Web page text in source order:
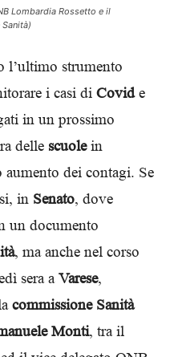
Lombardia Rossetto e il
l’ultimo strumento
i casi di Covide
in un prossimo
delle scuolein
dei contagi. Se
in Senato, dove
un documento
, ma anche nel corso
sera aVarese,
commissione Sanità
Monti, tra il